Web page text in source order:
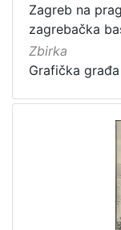
Zagreb na
zagrebačka
Zbirka
Grafička građa